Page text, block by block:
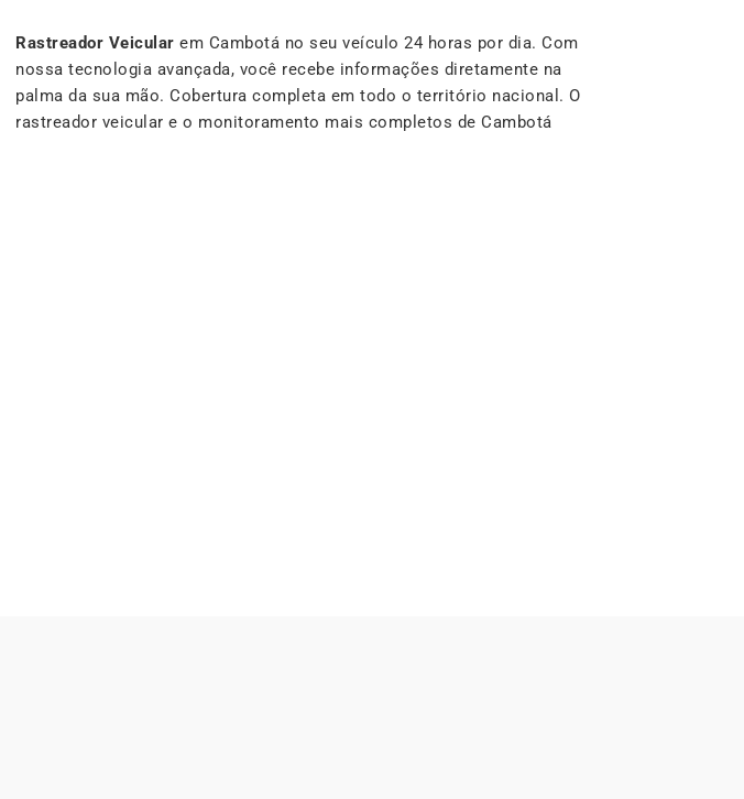
Rastreador Veicular em Cambotá no seu veículo 24 horas por dia. Com
nossa tecnologia avançada, você recebe informações diretamente na
palma da sua mão. Cobertura completa em todo o território nacional. O
rastreador veicular e o monitoramento mais completos de Cambotá